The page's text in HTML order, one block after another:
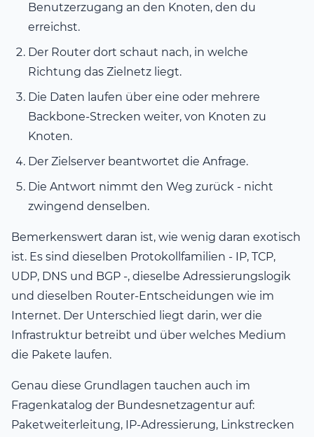
Benutzerzugang an den Knoten, den du
erreichst.
Der Router dort schaut nach, in welche
Richtung das Zielnetz liegt.
Die Daten laufen über eine oder mehrere
Backbone-Strecken weiter, von Knoten zu
Knoten.
Der Zielserver beantwortet die Anfrage.
Die Antwort nimmt den Weg zurück - nicht
zwingend denselben.
Bemerkenswert daran ist, wie wenig daran exotisch
ist. Es sind dieselben Protokollfamilien - IP, TCP,
UDP, DNS und BGP -, dieselbe Adressierungslogik
und dieselben Router-Entscheidungen wie im
Internet. Der Unterschied liegt darin, wer die
Infrastruktur betreibt und über welches Medium
die Pakete laufen.
Genau diese Grundlagen tauchen auch im
Fragenkatalog der Bundesnetzagentur auf:
Paketweiterleitung, IP-Adressierung, Linkstrecken